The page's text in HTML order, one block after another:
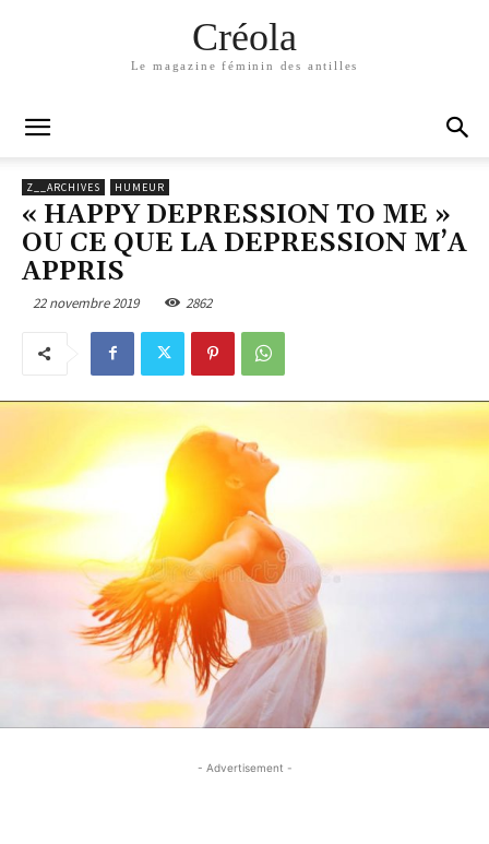
Créola
Le magazine féminin des antilles
Z__ARCHIVES HUMEUR
« HAPPY DEPRESSION TO ME »
OU CE QUE LA DEPRESSION M’A
APPRIS
22 novembre 2019 2862
- Advertisement -